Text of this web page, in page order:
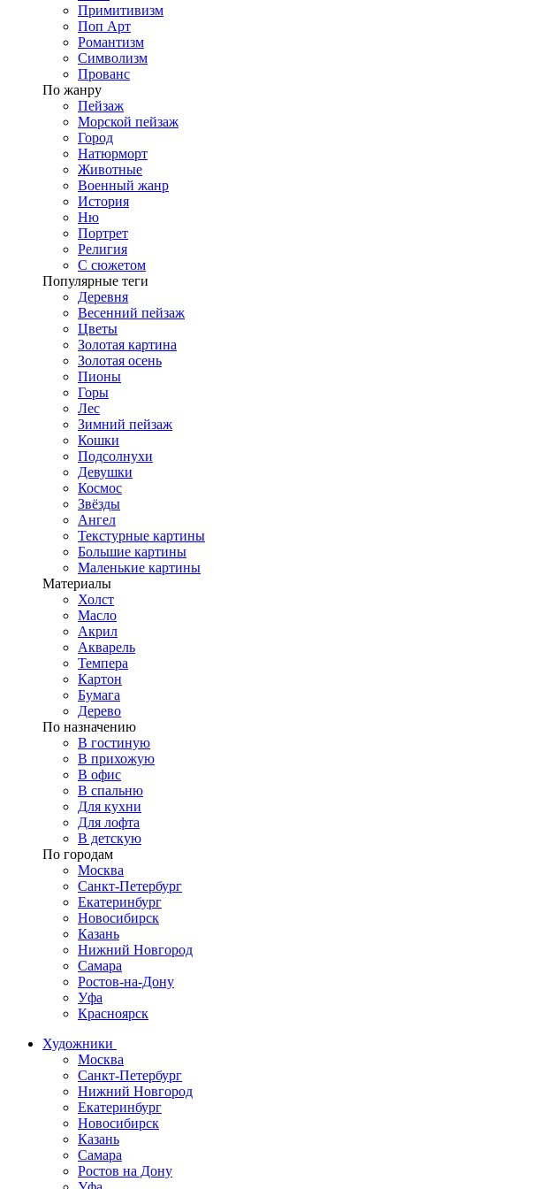
Примитивизм
Поп Арт
Романтизм
Символизм
Прованс
По жанру
Пейзаж
Морской пейзаж
Город
Натюрморт
Животные
Военный жанр
История
Ню
Портрет
Религия
С сюжетом
Популярные теги
Деревня
Весенний пейзаж
Цветы
Золотая картина
Золотая осень
Пионы
Горы
Лес
Зимний пейзаж
Кошки
Подсолнухи
Девушки
Космос
Звёзды
Ангел
Текстурные картины
Большие картины
Маленькие картины
Материалы
Холст
Масло
Акрил
Акварель
Темпера
Картон
Бумага
Дерево
По назначению
В гостиную
В прихожую
В офис
В спальню
Для кухни
Для лофта
В детскую
По городам
Москва
Санкт-Петербург
Екатеринбург
Новосибирск
Казань
Нижний Новгород
Самара
Ростов-на-Дону
Уфа
Красноярск
Художники
Москва
Санкт-Петербург
Нижний Новгород
Екатеринбург
Новосибирск
Казань
Самара
Ростов на Дону